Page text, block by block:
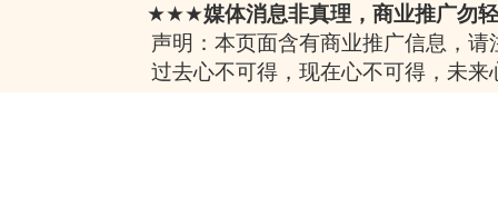
★★★媒体消息非真理，商业推广勿
声明：本页面含有商业推广信息，请
过去心不可得，现在心不可得，未来